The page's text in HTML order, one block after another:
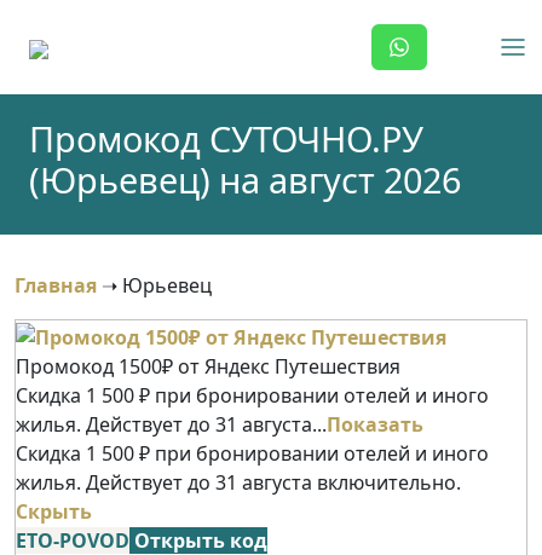
Промокод СУТОЧНО.РУ
(Юрьевец) на август 2026
Главная ➝ Юрьевец
Промокод 1500₽ от Яндекс Путешествия
Скидка 1 500 ₽ при бронировании отелей и иного
жилья. Действует до 31 августа...Показать
Скидка 1 500 ₽ при бронировании отелей и иного
жилья. Действует до 31 августа включительно.
Скрыть
ETO-POVOD Открыть код